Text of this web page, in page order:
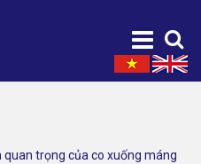
trọng của co xuống máng